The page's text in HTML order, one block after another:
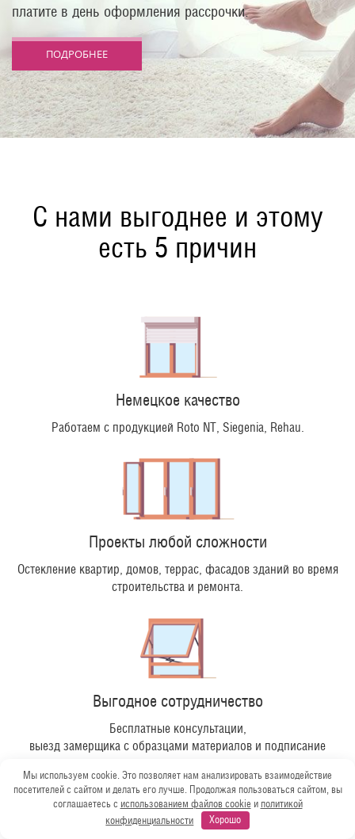
платите в день оформления рассрочки.
ПОДРОБНЕЕ
С нами выгоднее и этому
есть 5 причин
Немецкое качество
Работаем с продукцией Roto NT, Siegenia, Rehau.
Проекты любой сложности
Остекление квартир, домов, террас, фасадов зданий во время
строительства и ремонта.
Выгодное сотрудничество
Бесплатные консультации,
выезд замерщика с образцами материалов и подписание
Мы используем cookie. Это позволяет нам анализировать взаимодействие
посетителей с сайтом и делать его лучше. Продолжая пользоваться сайтом, вы
соглашаетесь с использованием файлов cookie и политикой
конфиденциальности
Хорошо